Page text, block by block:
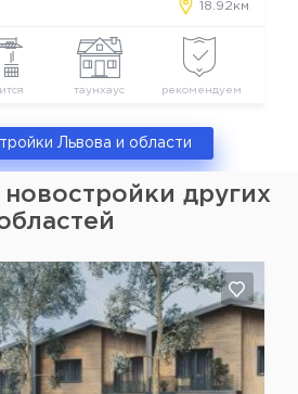
18.92км
таунхаус рекомендуем
Львова и области
новостройки других